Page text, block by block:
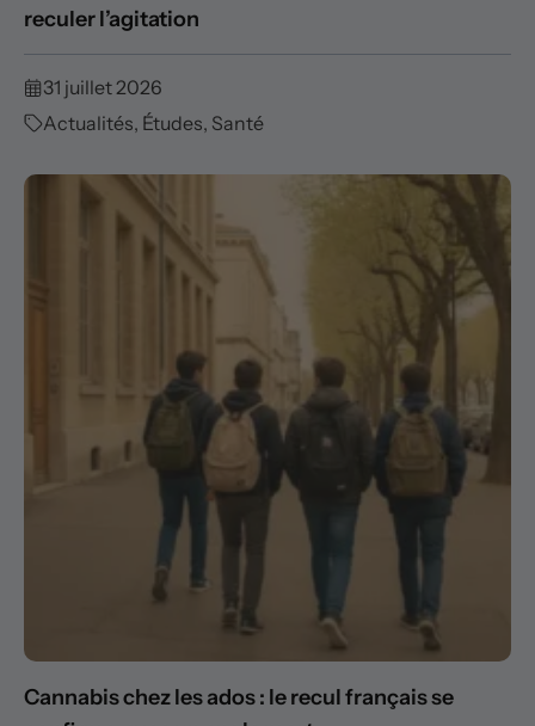
reculer l’agitation
31 juillet 2026
Actualités, Études, Santé
Cannabis chez les ados : le recul français se